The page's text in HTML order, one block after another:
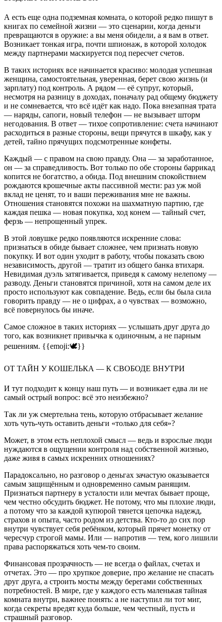
А есть еще одна подземная комната, о которой редко пишут в
книгах по семейной жизни — это сценарии, когда деньги
превращаются в оружие: а вы меня обидели, а я вам в ответ.
Возникает тонкая игра, почти шпионаж, в которой холодок
между партнерами маскируется под пересчет счетов.
В таких историях все начинается красиво: молодая успешная
женщина, самостоятельная, уверенная, берет свою жизнь (и
зарплату) под контроль. А рядом — её супруг, который,
несмотря на разницу в доходах, поначалу рад общему бюджету
и не сомневается, что всё идёт как надо. Пока внезапная трата
— наряды, сапоги, новый телефон — не вызывает шторм
негодования. В ответ — тихое сопротивление: счета начинают
расходиться в разные стороны, вещи прячутся в шкафу, как у
детей, тайно прячущих подсмотренные конфеты.
Каждый — с правом на свою правду. Она — за заработанное,
он — за справедливость. Вот только по обе стороны баррикад
копится не богатство, а обида. Под внешним спокойствием
рождаются крошечные акты пассивной мести: раз уж мой
вклад не ценят, то и ваши переживания мне не важны.
Отношения становятся похожи на шахматную партию, где
каждая пешка — новая покупка, ход конем — тайный счет,
ферзь — непрощенный упрек.
В этой ловушке редко появляются искренние слова:
признаться в обиде бывает сложнее, чем признать новую
покупку. И вот один уходит в работу, чтобы показать свою
независимость, другой — тратит из общего банка втихаря.
Невидимая дуэль затягивается, приведя к самому нелепому —
разводу. Деньги становятся причиной, хотя на самом деле их
просто используют как совпадение. Ведь, если бы была сила
говорить правду — не о цифрах, а о чувствах — возможно,
всё повернулось бы иначе.
Самое сложное в таких историях — услышать друг друга до
того, как возникнет привычка к одиночным, а не парным
решениям. {{emoji:🕊}}
ОТ ТАЙН У КОШЕЛЬКА — К СВОБОДЕ ВНУТРИ
И тут подходит к концу наш путь — и возникает едва ли не
самый острый вопрос: всё это неизбежно?
Так ли уж смертельна тень, которую отбрасывает желание
хоть чуть-чуть оставить деньги «только для себя»?
Может, в этом есть неплохой смысл — ведь и взрослые люди
нуждаются в ощущении контроля над собственной жизнью,
даже живя в самых искренних отношениях?
Парадоксально, но разговор о деньгах зачастую оказывается
самым защищённым и одновременно самым ранящим.
Признаться партнеру в усталости или мечтах бывает проще,
чем честно обсудить бюджет. Не потому, что мы плохие люди,
а потому что за каждой купюрой тянется цепочка надежд,
страхов и опыта, часто родом из детства. Кто-то до сих пор
внутри чувствует себя ребёнком, который прячет монетку от
чересчур строгой мамы. Или — напротив — тем, кого лишили
права распоряжаться хоть чем-то своим.
Финансовая прозрачность — не всегда о файлах, счетах и
отчетах. Это — про хрупкое доверие, про желание не спасать
друг друга, а строить мосты между берегами собственных
потребностей. В мире, где у каждого есть маленькая тайная
комната внутри, важнее понять: а не наступил ли тот миг,
когда секреты вредят куда больше, чем честный, пусть и
страшный разговор.